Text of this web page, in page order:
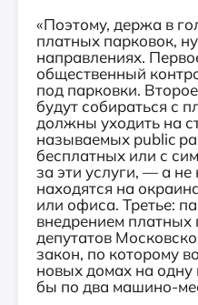
«Поэтому, держа в
платных парковок,
направлениях.
общественный
под парковки.
будут собираться с
должны уходить на
называемых public
бесплатных или с
за эти услуги, — а
находятся на
или офиса. Третье:
внедрением платных
депутатов
закон, по которому
новых домах на одну
бы по два машино-